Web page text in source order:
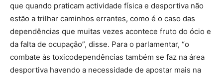
que quando praticam actividade física e desportiva não
estão a trilhar caminhos errantes, como é o caso das
dependências que muitas vezes acontece fruto do ócio e
da falta de ocupação”, disse. Para o parlamentar, “o
combate às toxicodependências também se faz na área
desportiva havendo a necessidade de apostar mais na